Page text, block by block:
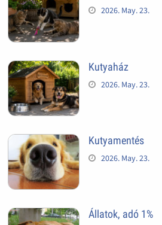
2026. May. 23.
Kutyaház
2026. May. 23.
Kutyamentés
2026. May. 23.
Állatok, adó 1%